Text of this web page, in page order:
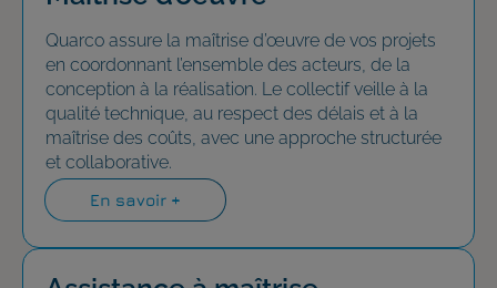
Quarco assure la maîtrise d’œuvre de vos projets
en coordonnant l’ensemble des acteurs, de la
conception à la réalisation. Le collectif veille à la
qualité technique, au respect des délais et à la
maîtrise des coûts, avec une approche structurée
et collaborative.
En savoir +